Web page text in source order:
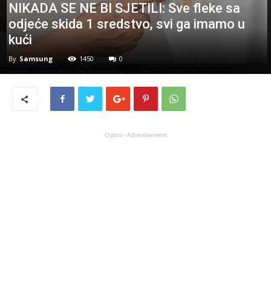
NIKADA SE NE BI SJETILI: Sve fleke sa
odjeće skida 1 sredstvo, svi ga imamo u
kući
By Samsung 1450 0
Oglasi - Advertisement